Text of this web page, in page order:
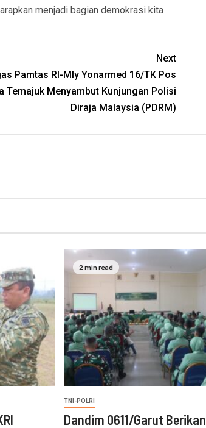
menjadi bagian demokrasi kita
Next
Pamtas RI-Mly Yonarmed 16/TK Pos
Temajuk Menyambut Kunjungan Polisi
Diraja Malaysia (PDRM)
2 min read
TNI-POLRI
‎Dandim 0611/Garut Berikan